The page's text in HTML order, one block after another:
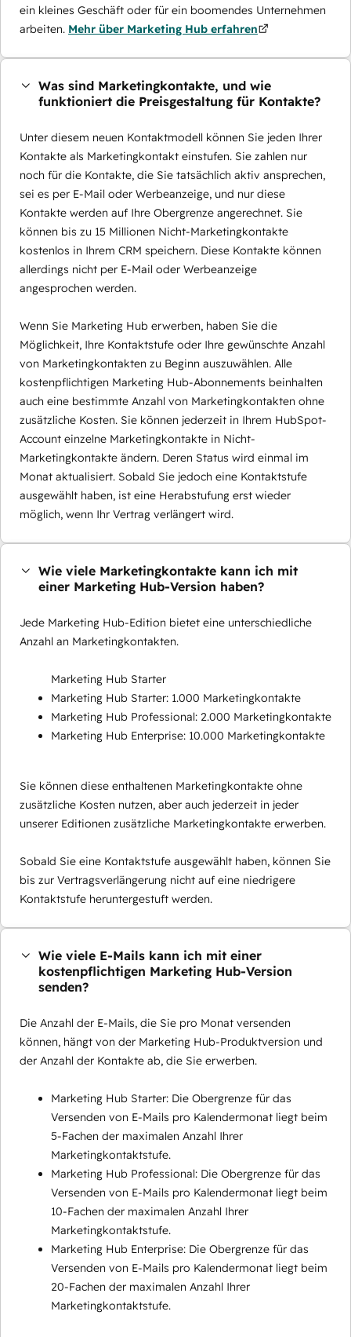
ein kleines Geschäft oder für ein boomendes Unternehmen
arbeiten. Mehr über Marketing Hub erfahren
Was sind Marketingkontakte, und wie
funktioniert die Preisgestaltung für Kontakte?
Unter diesem neuen Kontaktmodell können Sie jeden Ihrer
Kontakte als Marketingkontakt einstufen. Sie zahlen nur
noch für die Kontakte, die Sie tatsächlich aktiv ansprechen,
sei es per E-Mail oder Werbeanzeige, und nur diese
Kontakte werden auf Ihre Obergrenze angerechnet. Sie
können bis zu 15 Millionen Nicht-Marketingkontakte
kostenlos in Ihrem CRM speichern. Diese Kontakte können
allerdings nicht per E-Mail oder Werbeanzeige
angesprochen werden.
Wenn Sie Marketing Hub erwerben, haben Sie die
Möglichkeit, Ihre Kontaktstufe oder Ihre gewünschte Anzahl
von Marketingkontakten zu Beginn auszuwählen. Alle
kostenpflichtigen Marketing Hub-Abonnements beinhalten
auch eine bestimmte Anzahl von Marketingkontakten ohne
zusätzliche Kosten. Sie können jederzeit in Ihrem HubSpot-
Account einzelne Marketingkontakte in Nicht-
Marketingkontakte ändern. Deren Status wird einmal im
Monat aktualisiert. Sobald Sie jedoch eine Kontaktstufe
ausgewählt haben, ist eine Herabstufung erst wieder
möglich, wenn Ihr Vertrag verlängert wird.
Wie viele Marketingkontakte kann ich mit
einer Marketing Hub-Version haben?
Jede Marketing Hub-Edition bietet eine unterschiedliche
Anzahl an Marketingkontakten.
Marketing Hub Starter
Marketing Hub Starter: 1.000 Marketingkontakte
Marketing Hub Professional: 2.000 Marketingkontakte
Marketing Hub Enterprise: 10.000 Marketingkontakte
Sie können diese enthaltenen Marketingkontakte ohne
zusätzliche Kosten nutzen, aber auch jederzeit in jeder
unserer Editionen zusätzliche Marketingkontakte erwerben.
Sobald Sie eine Kontaktstufe ausgewählt haben, können Sie
bis zur Vertragsverlängerung nicht auf eine niedrigere
Kontaktstufe heruntergestuft werden.
Wie viele E-Mails kann ich mit einer
kostenpflichtigen Marketing Hub-Version
senden?
Die Anzahl der E-Mails, die Sie pro Monat versenden
können, hängt von der Marketing Hub-Produktversion und
der Anzahl der Kontakte ab, die Sie erwerben.
Marketing Hub Starter: Die Obergrenze für das
Versenden von E-Mails pro Kalendermonat liegt beim
5-Fachen der maximalen Anzahl Ihrer
Marketingkontaktstufe.
Marketing Hub Professional: Die Obergrenze für das
Versenden von E-Mails pro Kalendermonat liegt beim
10-Fachen der maximalen Anzahl Ihrer
Marketingkontaktstufe.
Marketing Hub Enterprise: Die Obergrenze für das
Versenden von E-Mails pro Kalendermonat liegt beim
20-Fachen der maximalen Anzahl Ihrer
Marketingkontaktstufe.